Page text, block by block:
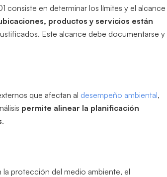
consiste en determinar los límites y el alcance
productos y servicios están
Este alcance debe documentarse y
que afectan al desempeño ambiental,
permite alinear la planificación
.
protección del medio ambiente, el